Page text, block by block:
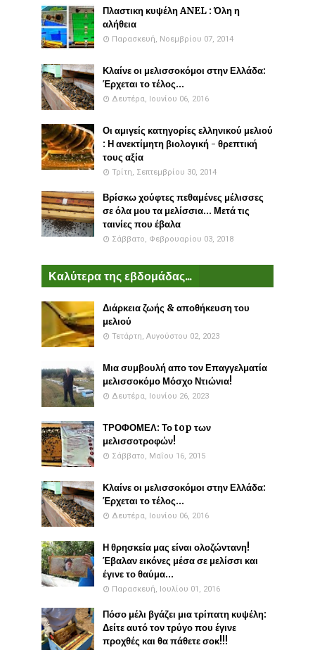
Πλαστικη κυψέλη ANEL : Όλη η
αλήθεια
Παρασκευή, Νοεμβρίου 07, 2014
Κλαίνε οι μελισσοκόμοι στην Ελλάδα:
Έρχεται το τέλος...
Δευτέρα, Ιουνίου 06, 2016
Οι αμιγείς κατηγορίες ελληνικού μελιού
: Η ανεκτίμητη βιολογική - θρεπτική
τους αξία
Τρίτη, Σεπτεμβρίου 30, 2014
Βρίσκω χούφτες πεθαμένες μέλισσες
σε όλα μου τα μελίσσια... Μετά τις
ταινίες που έβαλα
Σάββατο, Φεβρουαρίου 03, 2018
Καλύτερα της εβδομάδας...
Διάρκεια ζωής & αποθήκευση του
μελιού
Τετάρτη, Αυγούστου 02, 2023
Μια συμβουλή απο τον Επαγγελματία
μελισσοκόμο Μόσχο Ντιώνια!
Δευτέρα, Ιουνίου 26, 2023
ΤΡΟΦΟΜΕΛ: Το top των
μελισσοτροφών!
Σάββατο, Μαΐου 16, 2015
Κλαίνε οι μελισσοκόμοι στην Ελλάδα:
Έρχεται το τέλος...
Δευτέρα, Ιουνίου 06, 2016
Η θρησκεία μας είναι ολοζώντανη!
Έβαλαν εικόνες μέσα σε μελίσσι και
έγινε το θαύμα...
Παρασκευή, Ιουλίου 01, 2016
Πόσο μέλι βγάζει μια τρίπατη κυψέλη:
Δείτε αυτό τον τρύγο που έγινε
προχθές και θα πάθετε σοκ!!!